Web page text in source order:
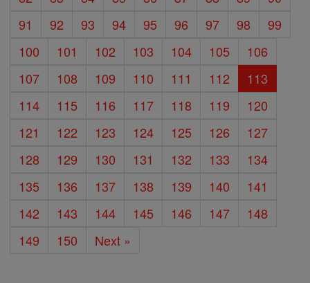
91
92 93 94 95 96 97 98
99
100
101 102 103 104 105
106
107
108 109 110 111 112
113
114
115 116 117 118 119
120
121
122 123 124 125 126
127
128
129 130 131 132 133
134
135
136 137 138 139 140
141
142
143 144 145 146 147
148
149
150 Next »